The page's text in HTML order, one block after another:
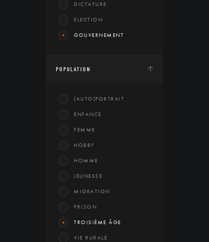
DICTATURE
ELECTION
GOUVERNEMENT
POPULATION
(AUTO)PORTRAIT
ENFANCE
FEMME
HOBBY
HOMME
JEUNESSE
MIGRATION
PRISON
TROISIÈME ÂGE
VIE RURALE